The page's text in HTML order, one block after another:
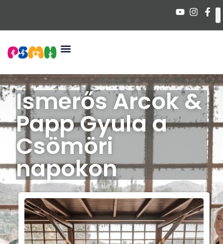
Ismerős Arcok &
Papp Gyula a
Csömöri
napokon